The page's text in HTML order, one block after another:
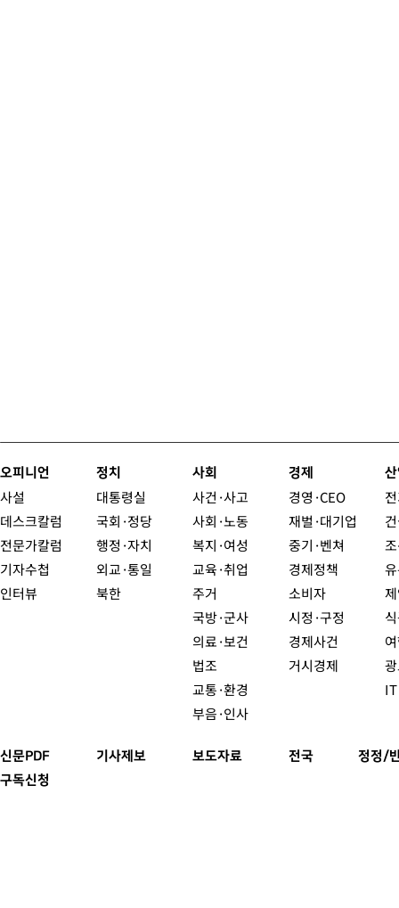
오피니언
사설
데스크칼럼
전문가칼럼
기자수첩
인터뷰
정치
대통령실
국회·정당
행정·자치
외교·통일
북한
사회
사건·사고
사회·노동
복지·여성
교육·취업
주거
국방·군사
의료·보건
법조
교통·환경
부음·인사
경제
경영·CEO
재벌·대기업
중기·벤쳐
경제정책
소비자
시정·구정
경제사건
거시경제
신문PDF
구독신청
기사제보 보도자료 전국 정정/